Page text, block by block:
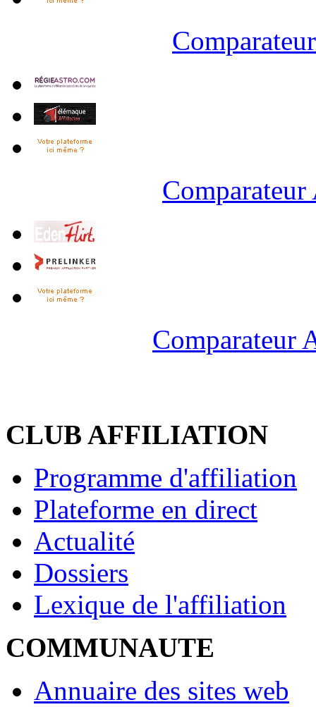
Comparateur
CLUB AFFILIATION
Programme d'affiliation
Plateforme en direct
Actualité
Dossiers
Lexique de l'affiliation
COMMUNAUTE
Annuaire des sites web